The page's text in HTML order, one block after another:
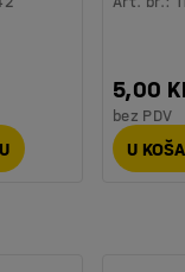
5,00
bez PDV
U